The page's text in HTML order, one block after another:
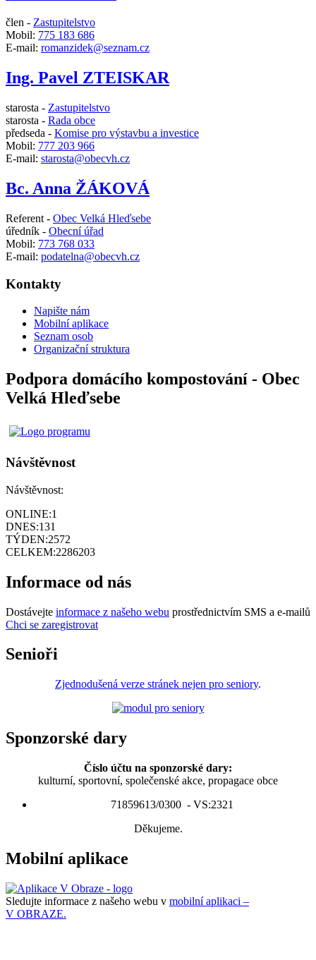
člen - Zastupitelstvo
Mobil: 775 183 686
E-mail: romanzidek@seznam.cz
Ing. Pavel ZTEISKAR
starosta - Zastupitelstvo
starosta - Rada obce
předseda - Komise pro výstavbu a investice
Mobil: 777 203 966
E-mail: starosta@obecvh.cz
Bc. Anna ŽÁKOVÁ
Referent - Obec Velká Hleďsebe
úředník - Obecní úřad
Mobil: 773 768 033
E-mail: podatelna@obecvh.cz
Kontakty
Napište nám
Mobilní aplikace
Seznam osob
Organizační struktura
Podpora domácího kompostování - Obec
Velká Hleďsebe
Návštěvnost
Návštěvnost:
ONLINE:1
DNES:131
TÝDEN:2572
CELKEM:2286203
Informace od nás
Dostávejte informace z našeho webu prostřednictvím SMS a e-mailů
Chci se zaregistrovat
Senioři
Zjednodušená verze stránek nejen pro seniory.
Sponzorské dary
Číslo účtu na sponzorské dary:
kulturní, sportovní, společenské akce, propagace obce
71859613/0300 - VS:2321
Děkujeme.
Mobilní aplikace
Sledujte informace z našeho webu v mobilní aplikaci –
V OBRAZE.